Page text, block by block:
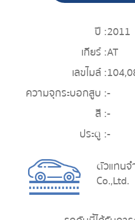
ปี :2011
เกียร์ :AT
เลขไมล์ :
ความจุกระบอกสูบ :-
สี :-
ประตู :-
ตัวแทนจ
Co.,Ltd.